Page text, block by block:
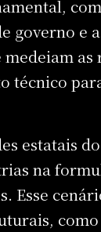
governo e
as
técnico
estatais
na
Esse